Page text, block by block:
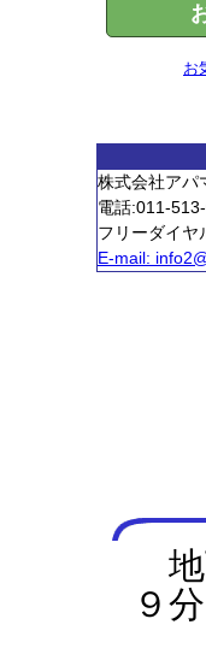
お
株式会社アパ
電話:011-
フリーダイヤ
E-mail:
地
９